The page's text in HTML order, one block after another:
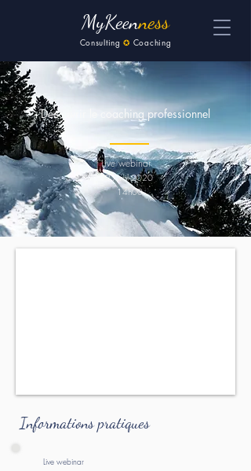
MyKeenness
Consulting ✪ Coaching
Découvrir le coaching professionnel
Live webinar
2 Avril 2020
14h00
Informations pratiques
Live webinar